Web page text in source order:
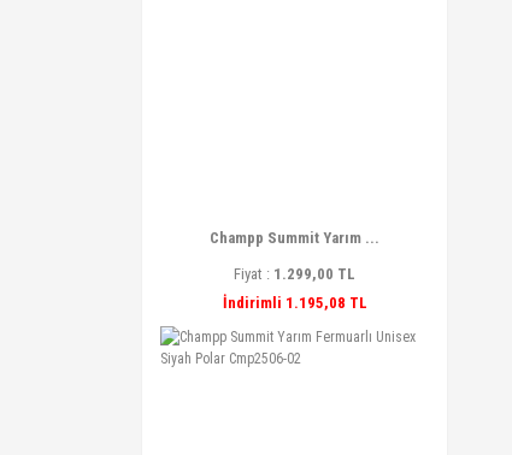
Champp Summit Yarım ...
Fiyat : 1.299,00 TL
İndirimli 1.195,08 TL